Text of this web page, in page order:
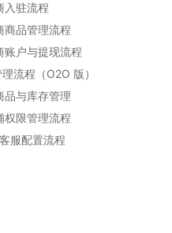
入驻流程
商品管理流程
账户与提现流程
流程（O2O 版）
品与库存管理
权限管理流程
服配置流程